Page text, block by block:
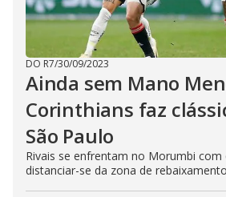
DO R7/30/09/2023
Ainda sem Mano
Corinthians faz
São Paulo
Rivais se enfrentam no Morumbi
distanciar-se da zona de rebaixamento